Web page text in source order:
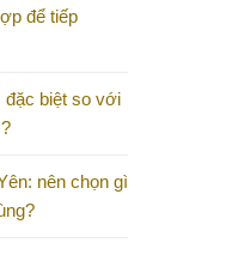
để tiếp
biệt so với
nên chọn gì